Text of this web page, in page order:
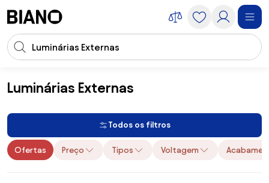
Entrada de pesquisa
Luminárias Externas
Iluminação Luminárias Externas
Todos os filtros
Ofertas Preço Tipos Voltagem